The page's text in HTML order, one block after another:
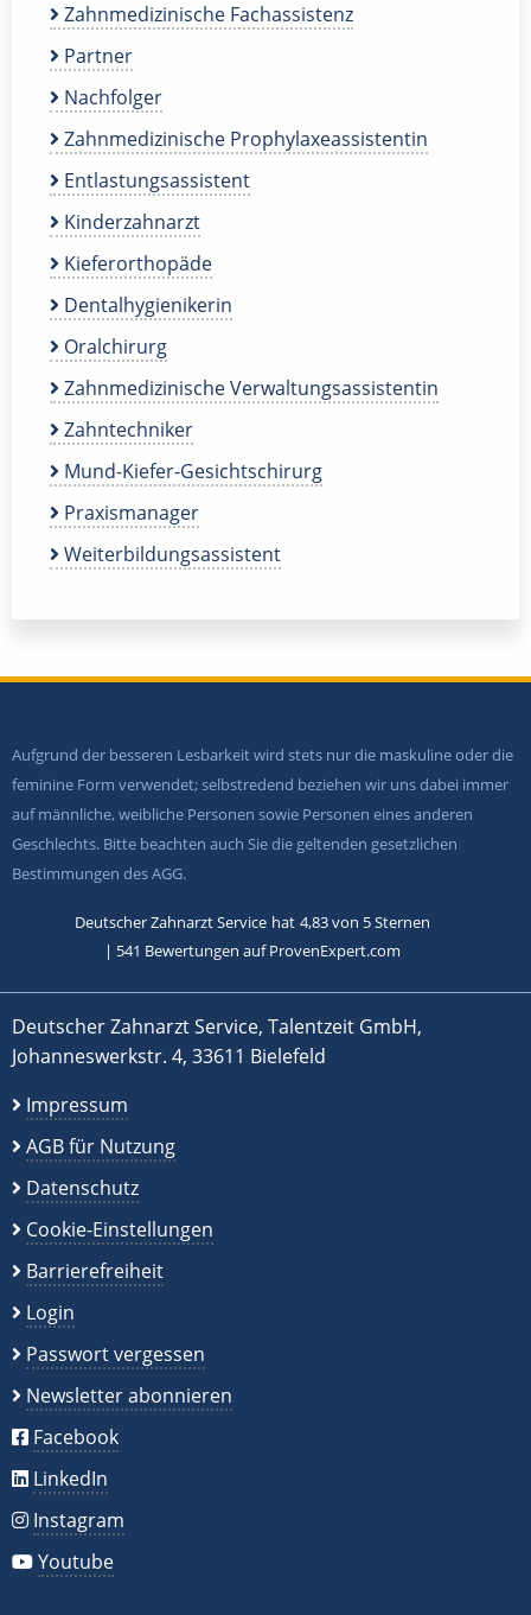
Zahnmedizinische Fachassistenz
Partner
Nachfolger
Zahnmedizinische Prophylaxeassistentin
Entlastungsassistent
Kinderzahnarzt
Kieferorthopäde
Dentalhygienikerin
Oralchirurg
Zahnmedizinische Verwaltungsassistentin
Zahntechniker
Mund-Kiefer-Gesichtschirurg
Praxismanager
Weiterbildungsassistent
Aufgrund der besseren Lesbarkeit wird stets nur die maskuline oder die
feminine Form verwendet; selbstredend beziehen wir uns dabei immer
auf männliche, weibliche Personen sowie Personen eines anderen
Geschlechts. Bitte beachten auch Sie die geltenden gesetzlichen
Bestimmungen des AGG.
Deutscher Zahnarzt Service hat 4,83von 5Sternen
| 541 Bewertungen auf ProvenExpert.com
Deutscher Zahnarzt Service, Talentzeit GmbH,
Johanneswerkstr. 4, 33611 Bielefeld
Impressum
AGB für Nutzung
Datenschutz
Cookie-Einstellungen
Barrierefreiheit
Login
Passwort vergessen
Newsletter abonnieren
Facebook
LinkedIn
Instagram
Youtube